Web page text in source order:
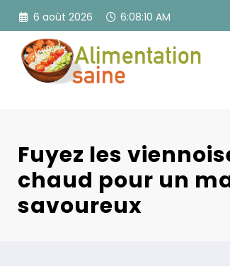
Aller
contenu
6 août 2026 6:08:11 AM
Fuyez les
chaud pour un
savoureux